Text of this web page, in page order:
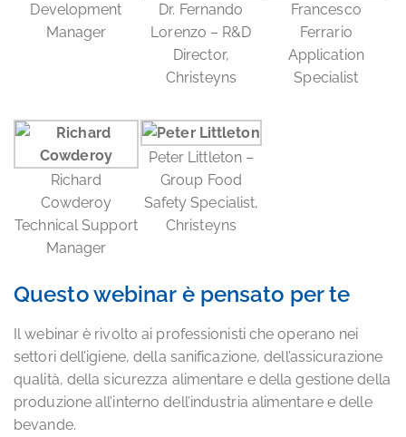
Development
Manager
Dr. Fernando
Lorenzo – R&D
Director,
Christeyns
Francesco
Ferrario
Application
Specialist
Richard
Cowderoy
Technical Support
Manager
Peter Littleton –
Group Food
Safety Specialist,
Christeyns
Questo webinar è pensato per te
Il webinar è rivolto ai professionisti che operano nei
settori dell’igiene, della sanificazione, dell’assicurazione
qualità, della sicurezza alimentare e della gestione della
produzione all’interno dell’industria alimentare e delle
bevande.